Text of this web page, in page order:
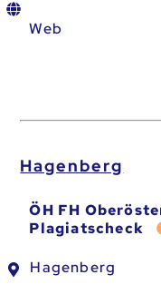
Web
Hagenberg
ÖH FH
Plagiatscheck
Hagenberg